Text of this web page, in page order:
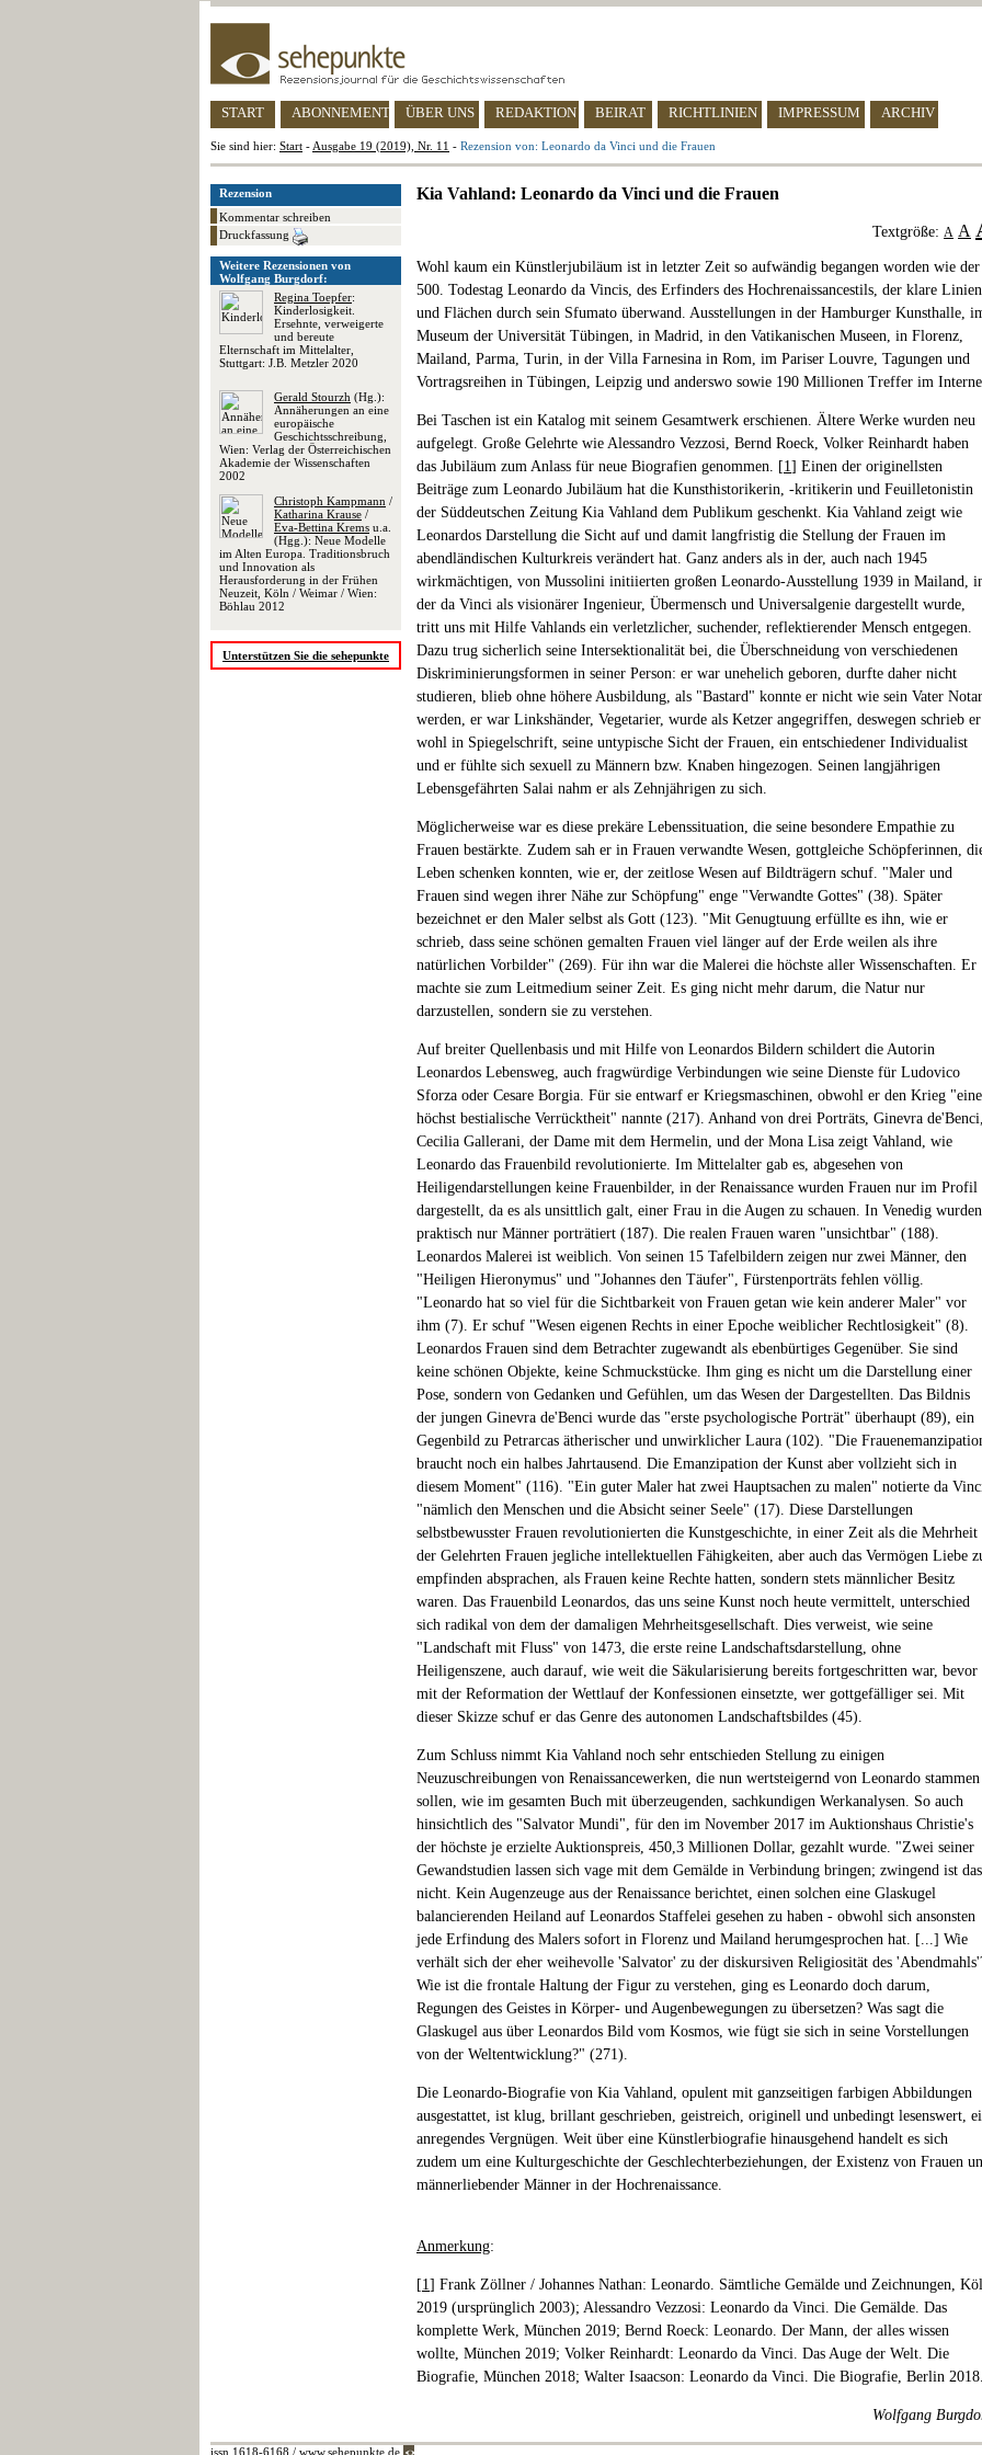
START ABONNEMENT ÜBER UNS REDAKTION BEIRAT RICHTLINIEN IMPRESSUM ARCHIV
Sie sind hier: Start - Ausgabe 19 (2019), Nr. 11 - Rezension von: Leonardo da Vinci und die Frauen
Rezension
Kommentar schreiben
Druckfassung
Weitere Rezensionen von
Wolfgang Burgdorf:
Regina Toepfer:
Kinderlosigkeit.
Ersehnte, verweigerte
und bereute
Elternschaft im Mittelalter,
Stuttgart: J.B. Metzler 2020
Gerald Stourzh (Hg.):
Annäherungen an eine
europäische
Geschichtsschreibung,
Wien: Verlag der Österreichischen
Akademie der Wissenschaften
2002
Christoph Kampmann /
Katharina Krause /
Eva-Bettina Krems u.a.
(Hgg.): Neue Modelle
im Alten Europa. Traditionsbruch
und Innovation als
Herausforderung in der Frühen
Neuzeit, Köln / Weimar / Wien:
Böhlau 2012
Unterstützen Sie die sehepunkte
Kia Vahland: Leonardo da Vinci und die Frauen
Textgröße: A A
Wohl kaum ein Künstlerjubiläum ist in letzter Zeit so aufwändig begangen worden wie der
500. Todestag Leonardo da Vincis, des Erfinders des Hochrenaissancestils, der klare Linien
und Flächen durch sein Sfumato überwand. Ausstellungen in der Hamburger Kunsthalle,
Museum der Universität Tübingen, in Madrid, in den Vatikanischen Museen, in Florenz,
Mailand, Parma, Turin, in der Villa Farnesina in Rom, im Pariser Louvre, Tagungen und
Vortragsreihen in Tübingen, Leipzig und anderswo sowie 190 Millionen Treffer im
Bei Taschen ist ein Katalog mit seinem Gesamtwerk erschienen. Ältere Werke wurden neu
aufgelegt. Große Gelehrte wie Alessandro Vezzosi, Bernd Roeck, Volker Reinhardt haben
das Jubiläum zum Anlass für neue Biografien genommen. [1] Einen der originellsten
Beiträge zum Leonardo Jubiläum hat die Kunsthistorikerin, -kritikerin und Feuilletonistin
der Süddeutschen Zeitung Kia Vahland dem Publikum geschenkt. Kia Vahland zeigt wie
Leonardos Darstellung die Sicht auf und damit langfristig die Stellung der Frauen im
abendländischen Kulturkreis verändert hat. Ganz anders als in der, auch nach 1945
wirkmächtigen, von Mussolini initiierten großen Leonardo-Ausstellung 1939 in Mailand,
der da Vinci als visionärer Ingenieur, Übermensch und Universalgenie dargestellt wurde,
tritt uns mit Hilfe Vahlands ein verletzlicher, suchender, reflektierender Mensch entgegen.
Dazu trug sicherlich seine Intersektionalität bei, die Überschneidung von verschiedenen
Diskriminierungsformen in seiner Person: er war unehelich geboren, durfte daher nicht
studieren, blieb ohne höhere Ausbildung, als "Bastard" konnte er nicht wie sein Vater Notar
werden, er war Linkshänder, Vegetarier, wurde als Ketzer angegriffen, deswegen schrieb er
wohl in Spiegelschrift, seine untypische Sicht der Frauen, ein entschiedener Individualist
und er fühlte sich sexuell zu Männern bzw. Knaben hingezogen. Seinen langjährigen
Lebensgefährten Salai nahm er als Zehnjährigen zu sich.
Möglicherweise war es diese prekäre Lebenssituation, die seine besondere Empathie zu
Frauen bestärkte. Zudem sah er in Frauen verwandte Wesen, gottgleiche Schöpferinnen,
Leben schenken konnten, wie er, der zeitlose Wesen auf Bildträgern schuf. "Maler und
Frauen sind wegen ihrer Nähe zur Schöpfung" enge "Verwandte Gottes" (38). Später
bezeichnet er den Maler selbst als Gott (123). "Mit Genugtuung erfüllte es ihn, wie er
schrieb, dass seine schönen gemalten Frauen viel länger auf der Erde weilen als ihre
natürlichen Vorbilder" (269). Für ihn war die Malerei die höchste aller Wissenschaften. Er
machte sie zum Leitmedium seiner Zeit. Es ging nicht mehr darum, die Natur nur
darzustellen, sondern sie zu verstehen.
Auf breiter Quellenbasis und mit Hilfe von Leonardos Bildern schildert die Autorin
Leonardos Lebensweg, auch fragwürdige Verbindungen wie seine Dienste für Ludovico
Sforza oder Cesare Borgia. Für sie entwarf er Kriegsmaschinen, obwohl er den Krieg "eine
höchst bestialische Verrücktheit" nannte (217). Anhand von drei Porträts, Ginevra
Cecilia Gallerani, der Dame mit dem Hermelin, und der Mona Lisa zeigt Vahland, wie
Leonardo das Frauenbild revolutionierte. Im Mittelalter gab es, abgesehen von
Heiligendarstellungen keine Frauenbilder, in der Renaissance wurden Frauen nur im Profil
dargestellt, da es als unsittlich galt, einer Frau in die Augen zu schauen. In Venedig wurden
praktisch nur Männer porträtiert (187). Die realen Frauen waren "unsichtbar" (188).
Leonardos Malerei ist weiblich. Von seinen 15 Tafelbildern zeigen nur zwei Männer, den
"Heiligen Hieronymus" und "Johannes den Täufer", Fürstenporträts fehlen völlig.
"Leonardo hat so viel für die Sichtbarkeit von Frauen getan wie kein anderer Maler" vor
ihm (7). Er schuf "Wesen eigenen Rechts in einer Epoche weiblicher Rechtlosigkeit" (8).
Leonardos Frauen sind dem Betrachter zugewandt als ebenbürtiges Gegenüber. Sie sind
keine schönen Objekte, keine Schmuckstücke. Ihm ging es nicht um die Darstellung einer
Pose, sondern von Gedanken und Gefühlen, um das Wesen der Dargestellten. Das Bildnis
der jungen Ginevra de'Benci wurde das "erste psychologische Porträt" überhaupt (89), ein
Gegenbild zu Petrarcas ätherischer und unwirklicher Laura (102). "Die
braucht noch ein halbes Jahrtausend. Die Emanzipation der Kunst aber vollzieht sich in
diesem Moment" (116). "Ein guter Maler hat zwei Hauptsachen zu malen" notierte da
"nämlich den Menschen und die Absicht seiner Seele" (17). Diese Darstellungen
selbstbewusster Frauen revolutionierten die Kunstgeschichte, in einer Zeit als die Mehrheit
der Gelehrten Frauen jegliche intellektuellen Fähigkeiten, aber auch das Vermögen Liebe
empfinden absprachen, als Frauen keine Rechte hatten, sondern stets männlicher Besitz
waren. Das Frauenbild Leonardos, das uns seine Kunst noch heute vermittelt, unterschied
sich radikal von dem der damaligen Mehrheitsgesellschaft. Dies verweist, wie seine
"Landschaft mit Fluss" von 1473, die erste reine Landschaftsdarstellung, ohne
Heiligenszene, auch darauf, wie weit die Säkularisierung bereits fortgeschritten war, bevor
mit der Reformation der Wettlauf der Konfessionen einsetzte, wer gottgefälliger sei. Mit
dieser Skizze schuf er das Genre des autonomen Landschaftsbildes (45).
Zum Schluss nimmt Kia Vahland noch sehr entschieden Stellung zu einigen
Neuzuschreibungen von Renaissancewerken, die nun wertsteigernd von Leonardo stammen
sollen, wie im gesamten Buch mit überzeugenden, sachkundigen Werkanalysen. So auch
hinsichtlich des "Salvator Mundi", für den im November 2017 im Auktionshaus Christie's
der höchste je erzielte Auktionspreis, 450,3 Millionen Dollar, gezahlt wurde. "Zwei seiner
Gewandstudien lassen sich vage mit dem Gemälde in Verbindung bringen; zwingend ist das
nicht. Kein Augenzeuge aus der Renaissance berichtet, einen solchen eine Glaskugel
balancierenden Heiland auf Leonardos Staffelei gesehen zu haben - obwohl sich ansonsten
jede Erfindung des Malers sofort in Florenz und Mailand herumgesprochen hat. [...] Wie
verhält sich der eher weihevolle 'Salvator' zu der diskursiven Religiosität des
Wie ist die frontale Haltung der Figur zu verstehen, ging es Leonardo doch darum,
Regungen des Geistes in Körper- und Augenbewegungen zu übersetzen? Was sagt die
Glaskugel aus über Leonardos Bild vom Kosmos, wie fügt sie sich in seine Vorstellungen
von der Weltentwicklung?" (271).
Die Leonardo-Biografie von Kia Vahland, opulent mit ganzseitigen farbigen Abbildungen
ausgestattet, ist klug, brillant geschrieben, geistreich, originell und unbedingt lesenswert,
anregendes Vergnügen. Weit über eine Künstlerbiografie hinausgehend handelt es sich
zudem um eine Kulturgeschichte der Geschlechterbeziehungen, der Existenz von Frauen
männerliebender Männer in der Hochrenaissance.
Anmerkung:
[1] Frank Zöllner / Johannes Nathan: Leonardo. Sämtliche Gemälde und Zeichnungen,
2019 (ursprünglich 2003); Alessandro Vezzosi: Leonardo da Vinci. Die Gemälde. Das
komplette Werk, München 2019; Bernd Roeck: Leonardo. Der Mann, der alles wissen
wollte, München 2019; Volker Reinhardt: Leonardo da Vinci. Das Auge der Welt. Die
Biografie, München 2018; Walter Isaacson: Leonardo da Vinci. Die Biografie, Berlin
Wolfgang
issn 1618-6168 / www.sehepunkte.de